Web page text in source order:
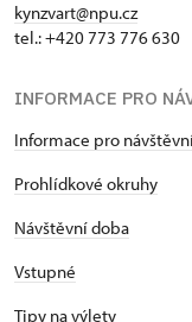
kynzvart@npu.cz
tel.: +420 773 776 630
INFORMACE PRO
Informace pro
Prohlídkové okruhy
Návštěvní doba
Vstupné
Tipy na výlety